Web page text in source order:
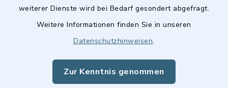
weiterer Dienste wird bei Bedarf gesondert abgefragt.
Weitere Informationen finden Sie in unseren
Datenschutzhinweisen.
Zur Kenntnis genommen
Barrierefreiheit
Impressum